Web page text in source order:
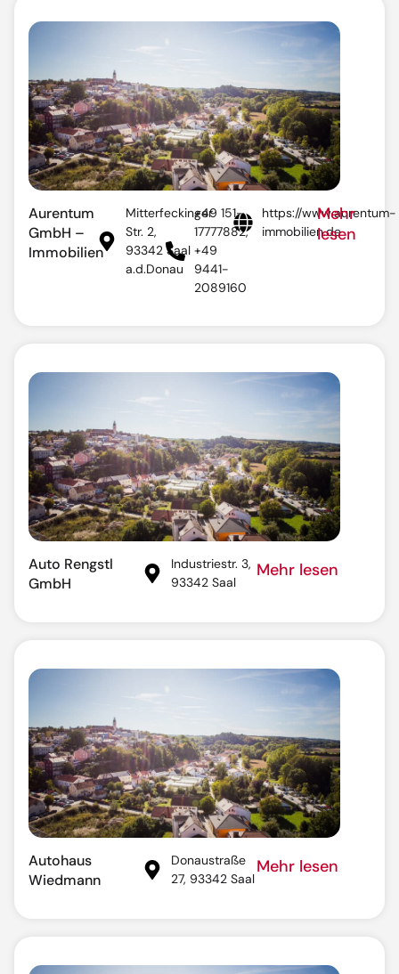
Aurentum
GmbH –
Immobilien
Mitterfeckinger
Str. 2,
93342 Saal
a.d.Donau
+49 151-
17777882,
+49
9441-
2089160
https://www.aurentum-
immobilien.de
Mehr
lesen
Auto Rengstl
GmbH
Industriestr. 3,
93342 Saal
Mehr lesen
Autohaus
Wiedmann
Donaustraße
27, 93342 Saal
Mehr lesen